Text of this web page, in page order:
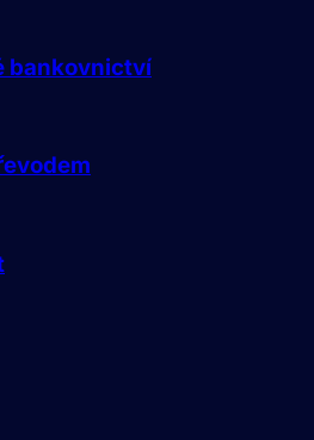
bankovnictví